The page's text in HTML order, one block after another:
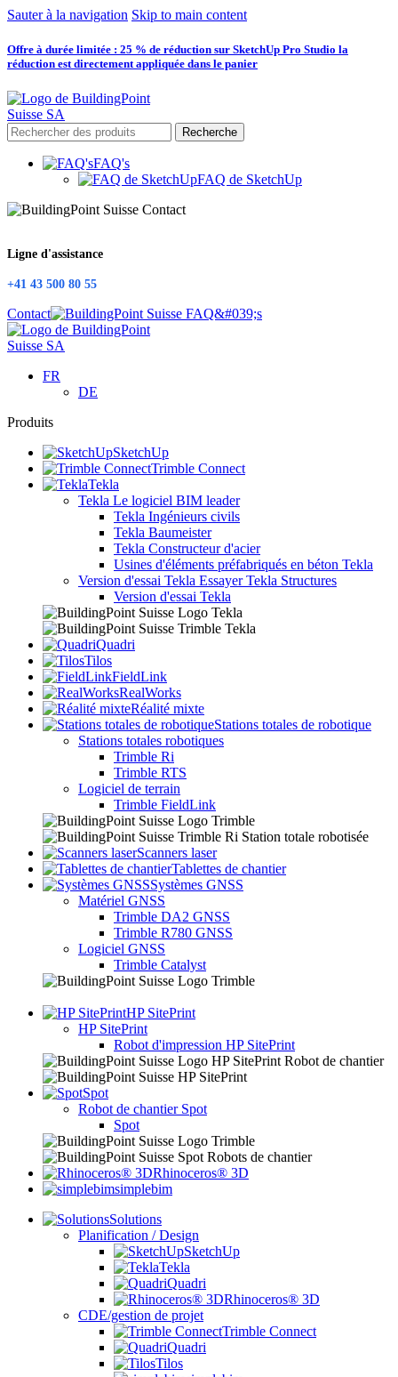
Sauter à la navigation Skip to main content
Offre à durée limitée : 25 % de réduction sur SketchUp Pro Studio la
réduction est directement appliquée dans le panier
Recherche
FAQ's
FAQ de SketchUp
Ligne d'assistance
+41 43 500 80 55
Contact
FR
DE
Produits
SketchUp
Trimble Connect
Tekla
Tekla Le logiciel BIM leader
Tekla Ingénieurs civils
Tekla Baumeister
Tekla Constructeur d'acier
Usines d'éléments préfabriqués en béton Tekla
Version d'essai Tekla Essayer Tekla Structures
Version d'essai Tekla
Quadri
Tilos
FieldLink
RealWorks
Réalité mixte
Stations totales de robotique
Stations totales robotiques
Trimble Ri
Trimble RTS
Logiciel de terrain
Trimble FieldLink
Scanners laser
Tablettes de chantier
Systèmes GNSS
Matériel GNSS
Trimble DA2 GNSS
Trimble R780 GNSS
Logiciel GNSS
Trimble Catalyst
HP SitePrint
HP SitePrint
Robot d'impression HP SitePrint
Spot
Robot de chantier Spot
Spot
Rhinoceros® 3D
simplebim
Solutions
Planification / Design
SketchUp
Tekla
Quadri
Rhinoceros® 3D
CDE/gestion de projet
Trimble Connect
Quadri
Tilos